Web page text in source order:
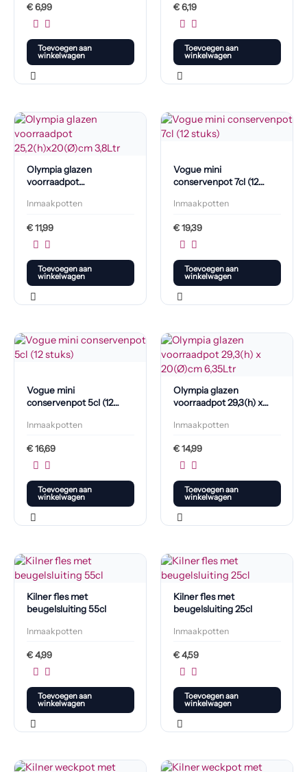
€6,99
Toevoegen aan
winkelwagen
€6,19
Toevoegen aan
winkelwagen
Olympia glazen
voorraadpot
Inmaakpotten
€11,99
Toevoegen aan
winkelwagen
Vogue mini
conservenpot 7cl (12
Inmaakpotten
€19,39
Toevoegen aan
winkelwagen
Vogue mini
conservenpot 5cl (12
Inmaakpotten
€16,69
Toevoegen aan
winkelwagen
Olympia glazen
voorraadpot 29,3(h) x
Inmaakpotten
€14,99
Toevoegen aan
winkelwagen
Kilner fles met
beugelsluiting 55cl
Inmaakpotten
€4,99
Toevoegen aan
winkelwagen
Kilner fles met
beugelsluiting 25cl
Inmaakpotten
€4,59
Toevoegen aan
winkelwagen